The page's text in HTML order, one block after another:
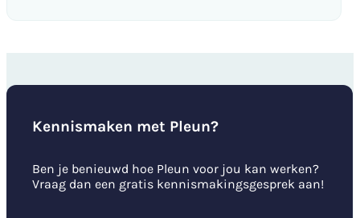
Kennismaken met Pleun?
Ben je benieuwd hoe Pleun voor jou kan werken?
Vraag dan een gratis kennismakingsgesprek aan!